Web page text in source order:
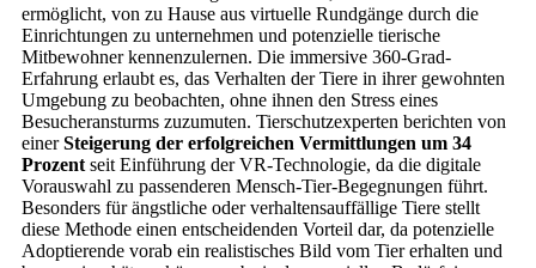
ermöglicht, von zu Hause aus virtuelle Rundgänge durch die
Einrichtungen zu unternehmen und potenzielle tierische
Mitbewohner kennenzulernen. Die immersive 360-Grad-
Erfahrung erlaubt es, das Verhalten der Tiere in ihrer gewohnten
Umgebung zu beobachten, ohne ihnen den Stress eines
Besucheransturms zuzumuten. Tierschutzexperten berichten von
einerSteigerung der erfolgreichen Vermittlungen um 34
Prozent seit Einführung der VR-Technologie, da die digitale
Vorauswahl zu passenderen Mensch-Tier-Begegnungen führt.
Besonders für ängstliche oder verhaltensauffällige Tiere stellt
diese Methode einen entscheidenden Vorteil dar, da potenzielle
Adoptierende vorab ein realistisches Bild vom Tier erhalten und